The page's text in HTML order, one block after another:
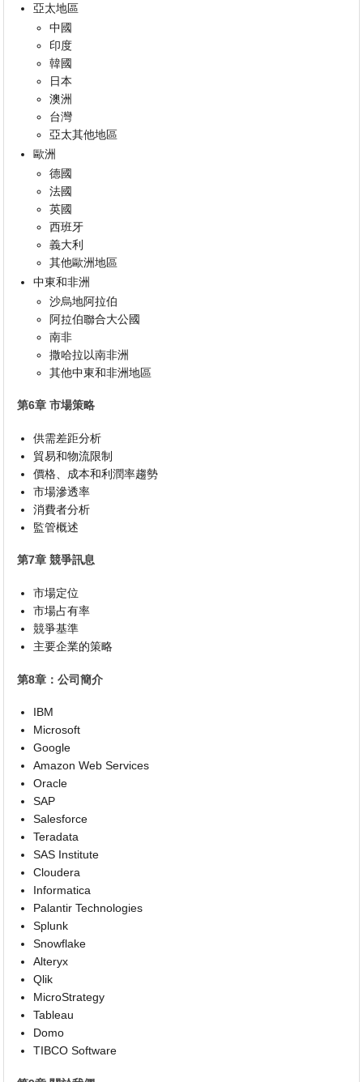
亞太地區
中國
印度
韓國
日本
澳洲
台灣
亞太其他地區
歐洲
德國
法國
英國
西班牙
義大利
其他歐洲地區
中東和非洲
沙烏地阿拉伯
阿拉伯聯合大公國
南非
撒哈拉以南非洲
其他中東和非洲地區
第6章 市場策略
供需差距分析
貿易和物流限制
價格、成本和利潤率趨勢
市場滲透率
消費者分析
監管概述
第7章 競爭訊息
市場定位
市場占有率
競爭基準
主要企業的策略
第8章：公司簡介
IBM
Microsoft
Google
Amazon Web Services
Oracle
SAP
Salesforce
Teradata
SAS Institute
Cloudera
Informatica
Palantir Technologies
Splunk
Snowflake
Alteryx
Qlik
MicroStrategy
Tableau
Domo
TIBCO Software